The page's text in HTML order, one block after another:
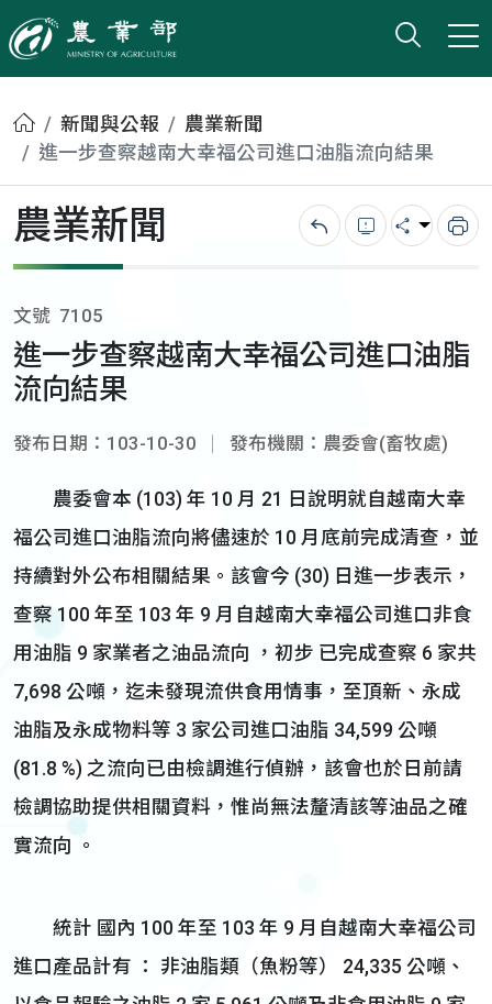
農業部
打開
小版
首頁新聞與公報
農業新聞
進一步查察越南大幸福公司進口油脂流向結果
農業新聞 回上一頁錯誤回報
分享 列
文號 7105
進一步查察越南大幸福公司進口油脂
流向結果
發布日期：103-10-30 發布機關：農委會(畜牧處)
農委會本 (103) 年 10 月 21 日說明就自越南大幸
福公司進口油脂流向將儘速於 10 月底前完成清查，並
持續對外公布相關結果。該會今 (30) 日進一步表示，
查察 100 年至 103 年 9 月自越南大幸福公司進口非食
用油脂 9 家業者之油品流向 ，初步 已完成查察 6 家共
7,698 公噸，迄未發現流供食用情事，至頂新、永成
油脂及永成物料等 3 家公司進口油脂 34,599 公噸
(81.8 %) 之流向已由檢調進行偵辦，該會也於日前請
檢調協助提供相關資料，惟尚無法釐清該等油品之確
實流向 。
統計 國內 100 年至 103 年 9 月自越南大幸福公司
進口產品計有 ： 非油脂類（魚粉等） 24,335 公噸、